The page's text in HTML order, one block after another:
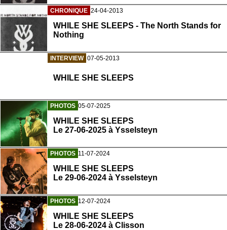
CHRONIQUE 24-04-2013
WHILE SHE SLEEPS - The North Stands for
Nothing
INTERVIEW 07-05-2013
WHILE SHE SLEEPS
PHOTOS 05-07-2025
WHILE SHE SLEEPS
Le 27-06-2025 à Ysselsteyn
PHOTOS 11-07-2024
WHILE SHE SLEEPS
Le 29-06-2024 à Ysselsteyn
PHOTOS 12-07-2024
WHILE SHE SLEEPS
Le 28-06-2024 à Clisson